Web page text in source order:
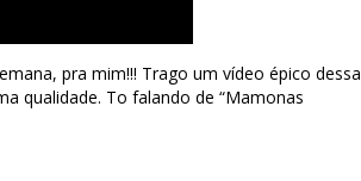
pra mim!!! Trago um vídeo épico dessa
qualidade. To falando de “Mamonas